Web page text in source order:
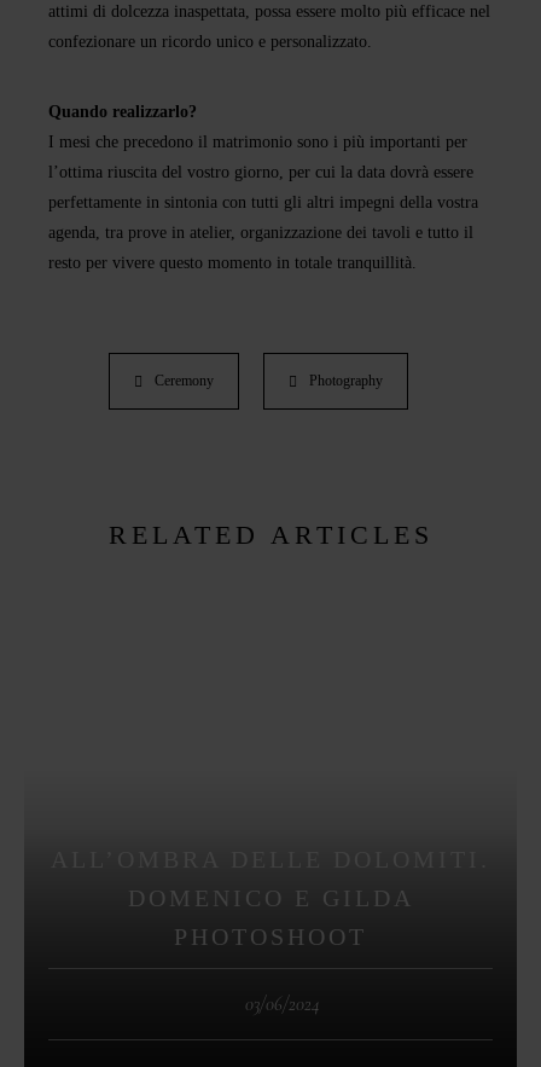
attimi di dolcezza inaspettata, possa essere molto più efficace nel
confezionare un ricordo unico e personalizzato.
Quando realizzarlo?
I mesi che precedono il matrimonio sono i più importanti per
l’ottima riuscita del vostro giorno, per cui la data dovrà essere
perfettamente in sintonia con tutti gli altri impegni della vostra
agenda, tra prove in atelier, organizzazione dei tavoli e tutto il
resto per vivere questo momento in totale tranquillità.
Ceremony Photography
RELATED ARTICLES
DOMENICO E GILDA
PHOTOSHOOT
03/06/2024